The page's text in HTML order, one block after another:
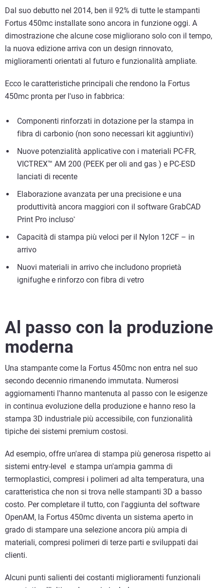
Dal suo debutto nel 2014, ben il 92% di tutte le stampanti
Fortus 450mc installate sono ancora in funzione oggi. A
dimostrazione che alcune cose migliorano solo con il tempo,
la nuova edizione arriva con un design rinnovato,
miglioramenti orientati al futuro e funzionalità ampliate.
Ecco le caratteristiche principali che rendono la Fortus
450mc pronta per l'uso in fabbrica:
Componenti rinforzati in dotazione per la stampa in
fibra di carbonio (non sono necessari kit aggiuntivi)
Nuove potenzialità applicative con i materiali PC-FR,
VICTREX™ AM 200 (PEEK per oli and gas ) e PC-ESD
lanciati di recente
Elaborazione avanzata per una precisione e una
produttività ancora maggiori con il software GrabCAD
Print Pro incluso*
Capacità di stampa più veloci per il Nylon 12CF – in
arrivo
Nuovi materiali in arrivo che includono proprietà
ignifughe e rinforzo con fibra di vetro
Al passo con la produzione
moderna
Una stampante come la Fortus 450mc non entra nel suo
secondo decennio rimanendo immutata. Numerosi
aggiornamenti l'hanno mantenuta al passo con le esigenze
in continua evoluzione della produzione e hanno reso la
stampa 3D industriale più accessibile, con funzionalità
tipiche dei sistemi premium costosi.
Ad esempio, offre un'area di stampa più generosa rispetto ai
sistemi entry-level e stampa un'ampia gamma di
termoplastici, compresi i polimeri ad alta temperatura, una
caratteristica che non si trova nelle stampanti 3D a basso
costo. Per completare il tutto, con l'aggiunta del software
OpenAM, la Fortus 450mc diventa un sistema aperto in
grado di stampare una selezione ancora più ampia di
materiali, compresi polimeri di terze parti e sviluppati dai
clienti.
Alcuni punti salienti dei costanti miglioramenti funzionali